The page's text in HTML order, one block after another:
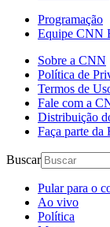
Programação
Equipe CNN
Sobre a CNN
Política de
Termos de
Fale com a
Distribuição
Faça parte
Buscar
Pular para o
Ao vivo
Política